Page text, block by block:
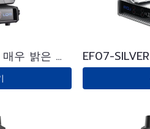
우 밝은 프
EF07-SILVER